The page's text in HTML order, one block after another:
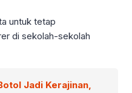
untuk tetap
di sekolah-sekolah
Jadi Kerajinan,